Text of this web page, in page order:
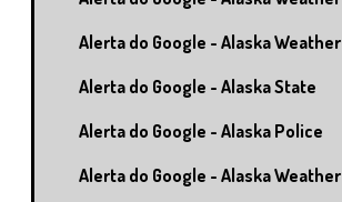
Alerta do Google - Alaska Weather
Alerta do Google - Alaska State
Alerta do Google - Alaska Police
Alerta do Google - Alaska Weather